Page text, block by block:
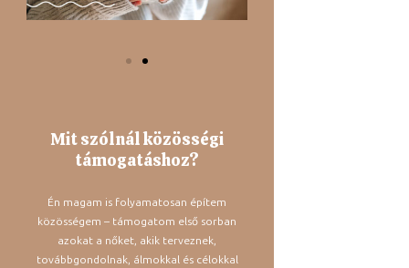
Mit szólnál közösségi
támogatáshoz?
Én magam is folyamatosan építem
közösségem – támogatom első sorban
azokat a nőket, akik terveznek,
továbbgondolnak, álmokkal és célokkal